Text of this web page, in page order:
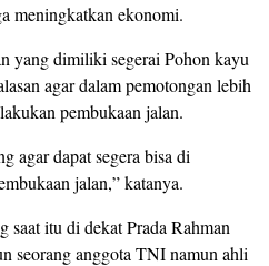
meningkatkan ekonomi.
yang dimiliki segerai Pohon kayu
agar dalam pemotongan lebih
pembukaan jalan.
agar dapat segera bisa di
jalan,” katanya.
saat itu di dekat Prada Rahman
seorang anggota TNI namun ahli